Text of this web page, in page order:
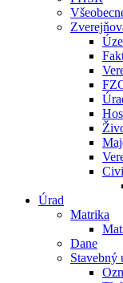
Úrad
Matrika
Dane
Stavebný